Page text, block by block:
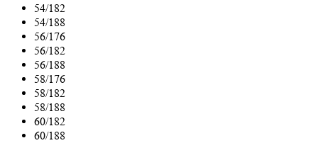
54/182
54/188
56/176
56/182
56/188
58/176
58/182
58/188
60/182
60/188